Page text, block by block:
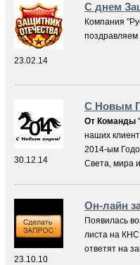
23.02.14
С днем
Компания
30.12.14
С Новым
От Команды
наших
2014-ым
Света, мира
23.10.10
Он-лайн
Появилась
листа на
ответят на